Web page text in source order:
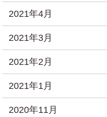
2021年4月
2021年3月
2021年2月
2021年1月
2020年11月